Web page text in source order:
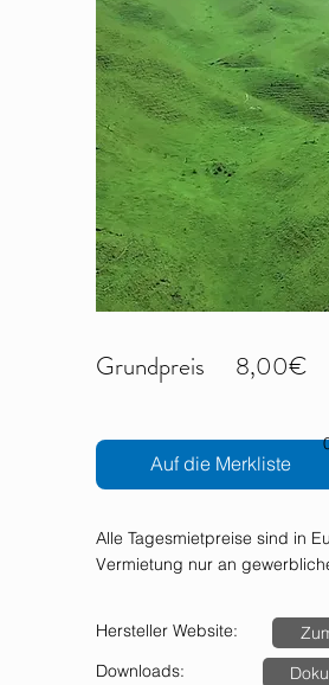
Grundpreis 8,00€
Auf die Merkliste
Alle Tagesmietpreise sind in
Vermietung nur an
Hersteller Website:
Downloads: